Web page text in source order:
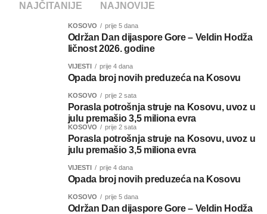
NAJČITANIJE NAJNOVIJE
KOSOVO prije 5 dana
Održan Dan dijaspore Gore – Veldin Hodža
ličnost 2026. godine
VIJESTI prije 4 dana
Opada broj novih preduzeća na Kosovu
KOSOVO prije 2 sata
Porasla potrošnja struje na Kosovu, uvoz u
julu premašio 3,5 miliona evra
KOSOVO prije 2 sata
Porasla potrošnja struje na Kosovu, uvoz u
julu premašio 3,5 miliona evra
VIJESTI prije 4 dana
Opada broj novih preduzeća na Kosovu
KOSOVO prije 5 dana
Održan Dan dijaspore Gore – Veldin Hodža